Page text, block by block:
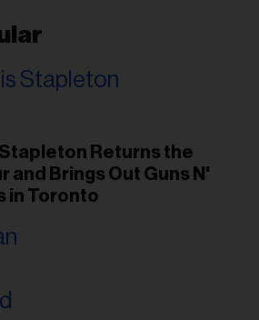
Returns the
and Brings Out Guns N'
in Toronto